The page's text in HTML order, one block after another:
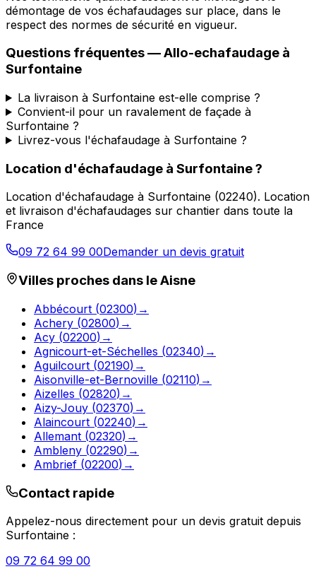
démontage de vos échafaudages sur place, dans le
respect des normes de sécurité en vigueur.
Questions fréquentes —Allo-echafaudage à
Surfontaine
La livraison à Surfontaine est-elle comprise ?
Convient-il pour un ravalement de façade à
Surfontaine ?
Livrez-vous l'échafaudage à Surfontaine ?
Location d'échafaudage à Surfontaine?
Location d'échafaudage à Surfontaine (02240). Location
et livraison d'échafaudages sur chantier dans toute la
France
09 72 64 99 00Demander un devis gratuit
Villes proches dans leAisne
Abbécourt (02300) →
Achery (02800) →
Acy (02200) →
Agnicourt-et-Séchelles (02340) →
Aguilcourt (02190) →
Aisonville-et-Bernoville (02110) →
Aizelles (02820) →
Aizy-Jouy (02370) →
Alaincourt (02240) →
Allemant (02320) →
Ambleny (02290) →
Ambrief (02200) →
Contact rapide
Appelez-nous directement pour un devis gratuit depuis
Surfontaine :
09 72 64 99 00